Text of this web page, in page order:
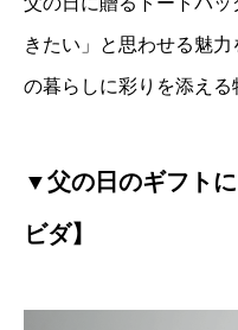
きたい」と思わせる魅
の暮らしに彩りを添える
▼父の日のギフト
ビダ】